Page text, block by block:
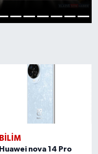
BILIM
Huawei nova 14 Pro